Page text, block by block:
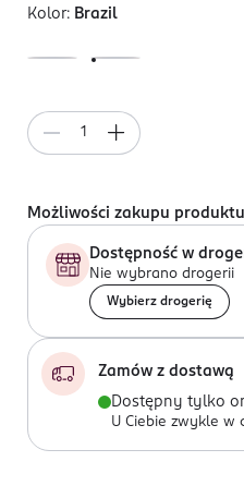
Kolor: Brazil
Możliwości zakupu produktu
Dostępność w
Nie wybrano drogerii
Wybierz drogerię
Zamów z dostawą
Dostępny tylko
U Ciebie zwykle w